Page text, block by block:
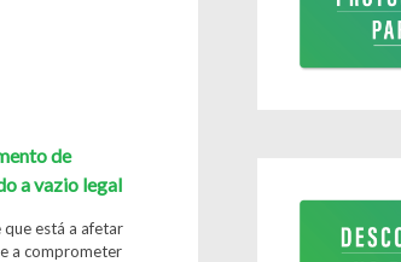
de
a vazio legal
que está a afetar
a comprometer